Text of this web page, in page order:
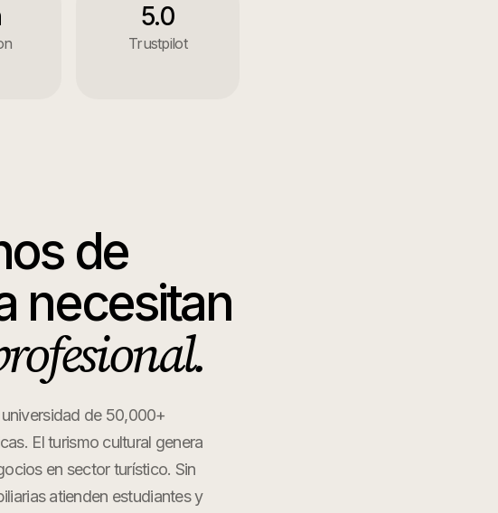
5.0
Trustpilot
de
necesitan
de 50,000+
El turismo cultural genera
en sector turístico. Sin
atienden estudiantes y